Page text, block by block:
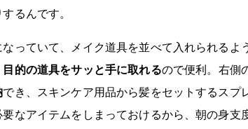
するんです。
なっていて、メイク道具を並べて入れられるよ
目的の道具をサッと手に取れるので便利。右側
でき、スキンケア用品から髪をセットするスプ
なアイテムをしまっておけるから、朝の身支